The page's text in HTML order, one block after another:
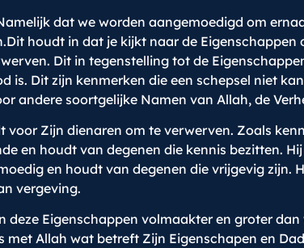
dat we worden aangemoedigd om
houdt in dat je kijkt naar de Eigenschappen
Dit in tegenstelling tot de
is. Dit zijn kenmerken die een schepsel niet
andere soortgelijke Namen van Allah, de
Zijn dienaren om te verwerven. Zoals
en houdt van degenen die kennis bezitten.
en houdt van degenen die vrijgevig zijn.
vergeving.
Eigenschappen volmaakter en groter
Allah wat betreft Zijn Eigenschapen en